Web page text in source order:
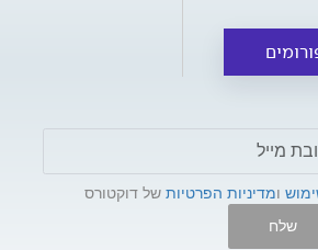
ומדיניות הפרטיות של דוקטורס
שלח